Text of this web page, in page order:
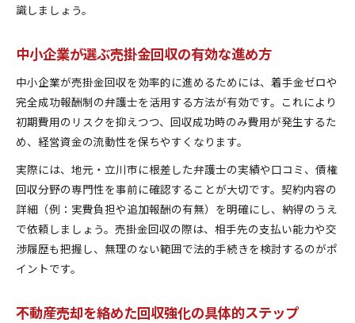
識しましょう。
中小企業が選ぶ売掛金回収の有効な進め方
中小企業が売掛金回収を効率的に進めるためには、着手金ゼロや
完全成功報酬制の弁護士を活用する方法が有効です。これにより
初期費用のリスクを抑えつつ、回収成功時のみ費用が発生するた
め、経営資金の流動性を保ちやすくなります。
実際には、地元・立川市に根差した弁護士の実績や口コミ、債権
回収分野の専門性を事前に確認することが大切です。契約内容の
詳細（例：実費負担や追加報酬の有無）を明確にし、納得のうえ
で依頼しましょう。売掛金回収の際は、相手先の支払い能力や交
渉履歴も把握し、無理のない範囲で法的手続きを検討するのがポ
イントです。
不動産売却を絡めた回収強化の具体的ステップ